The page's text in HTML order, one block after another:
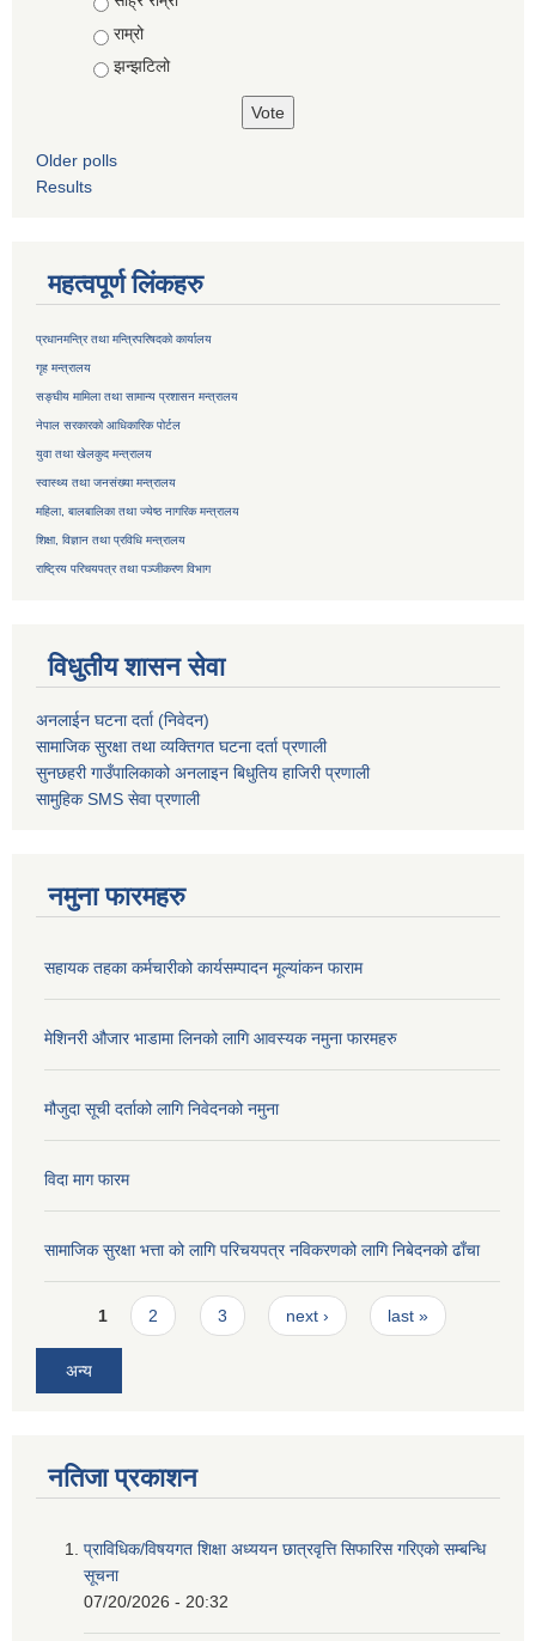
राम्रो
झन्झटिलो
Older polls
Results
महत्वपूर्ण लिंकहरु
प्रधानमन्त्रि तथा मन्त्रिपरिषदको कार्यालय
गृह मन्त्रालय
सङ्घीय मामिला तथा सामान्य प्रशासन मन्त्रालय
नेपाल सरकारको आधिकारिक पोर्टल
युवा तथा खेलकुद मन्त्रालय
स्वास्थ्य तथा जनसंख्या मन्त्रालय
महिला, बालबालिका तथा ज्येष्ठ नागरिक मन्त्रालय
शिक्षा, विज्ञान तथा प्रविधि मन्त्रालय
राष्ट्रिय परिचयपत्र तथापञ्जीकरण विभाग
विधुतीय शासन सेवा
अनलाईन घटना दर्ता (निवेदन)
सामाजिक सुरक्षा तथा व्यक्तिगत घटना दर्ताप्रणाली
सुनछहरी गाउँपालिकाको अनलाइन बिधुतिय हाजिरी प्रणाली
सामुहिकSMS सेवाप्रणाली
नमुना फारमहरु
सहायक तहका कर्मचारीको कार्यसम्पादन मूल्यांकन फाराम
मेशिनरी औजार भाडामा लिनको लागि आवस्यक नमुना फारमहरु
मौजुदा सूची दर्ताको लागि निवेदनको नमुना
विदा माग फारम
सामाजिक सुरक्षा भत्ता को लागि परिचयपत्र नविकरणको लागि निबेदनको ढाँचा
Pages
1 2 3 next › last »
अन्य
नतिजा प्रकाशन
प्राविधिक/विषयगत शिक्षा अध्ययन छात्रवृत्ति सिफारिस गरिएकाे सम्बन्धि
सूचना
07/20/2026 - 20:32